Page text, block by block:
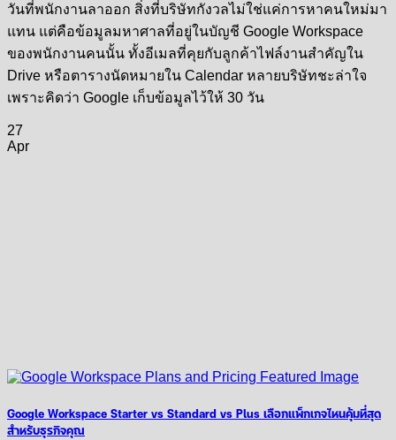
วันที่พนักงานลาออก สิ่งที่บริษัทกังวลไม่ใช่แค่การหาคนใหม่มา
แทน แต่คือข้อมูลมหาศาลที่อยู่ในบัญชี Google Workspace
ของพนักงานคนนั้น ทั้งอีเมลที่คุยกับลูกค้าไฟล์งานสำคัญใน
Drive หรือตารางนัดหมายใน Calendar หลายบริษัทชะล่าใจ
เพราะคิดว่า Google เก็บข้อมูลไว้ให้ 30 วัน
27
Apr
Google Workspace Starter vs Standard vs Plus เลือกแพ็กเกจไหนคุ้มที่สุด
สำหรับธุรกิจคุณ